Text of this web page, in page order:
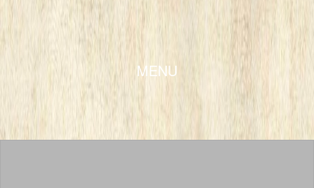
MENU
SKIP TO CONTENT